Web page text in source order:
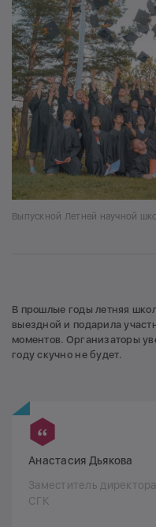
Выпускной Летней научной
В прошлые годы летняя
выездной и подарила
моментов. Организаторы
году скучно не будет.
Анастасия Дьякова
Заместитель
СГК